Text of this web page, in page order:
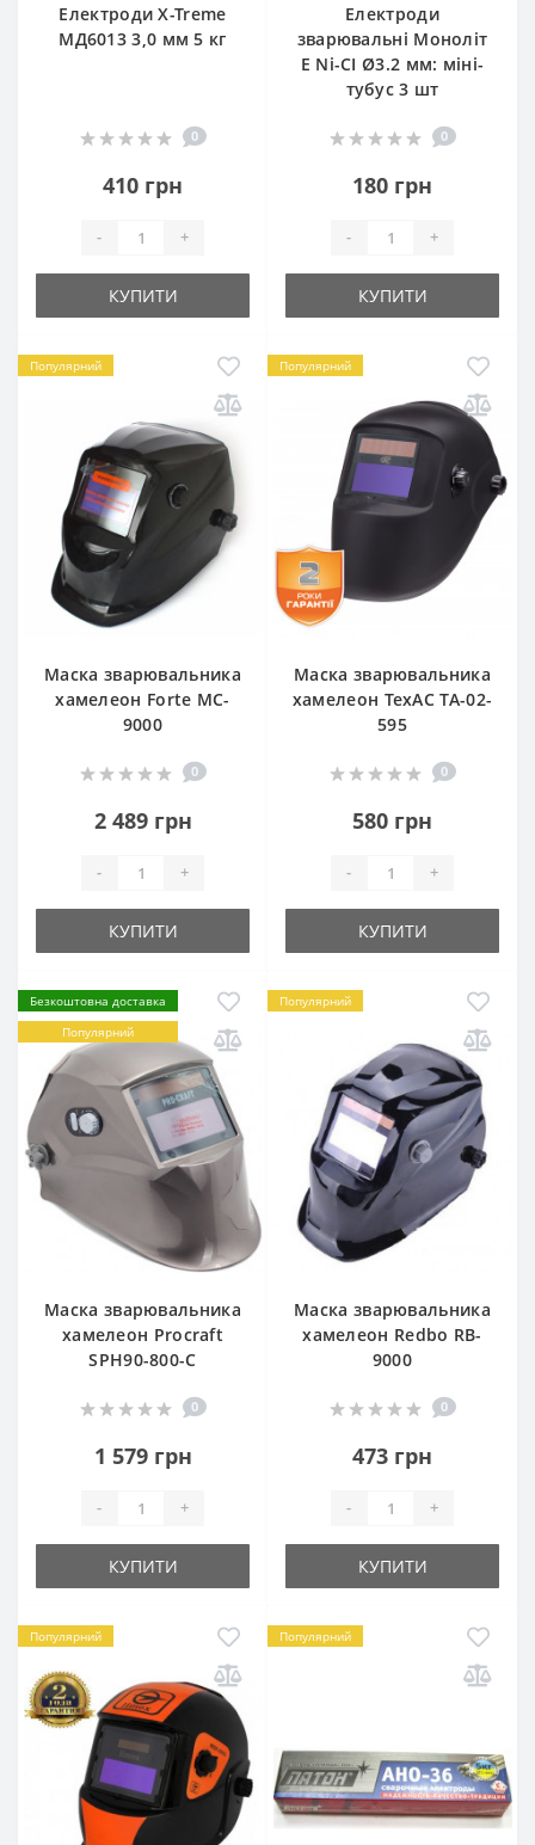
Електроди X-Treme
МД6013 3,0 мм 5 кг
0
410 грн
- +
КУПИТИ
Електроди
зварювальні Моноліт
E Ni-CI Ø3.2 мм: міні-
тубус 3 шт
0
180 грн
- +
КУПИТИ
Популярний
Маска зварювальника
хамелеон Forte MC-
9000
0
2 489 грн
- +
КУПИТИ
Популярний
Маска зварювальника
хамелеон ТехАС TA-02-
595
0
580 грн
- +
КУПИТИ
Безкоштовна доставка
Популярний
Маска зварювальника
хамелеон Procraft
SPH90-800-C
0
1 579 грн
- +
КУПИТИ
Популярний
Маска зварювальника
хамелеон Redbo RB-
9000
0
473 грн
- +
КУПИТИ
Популярний Популярний